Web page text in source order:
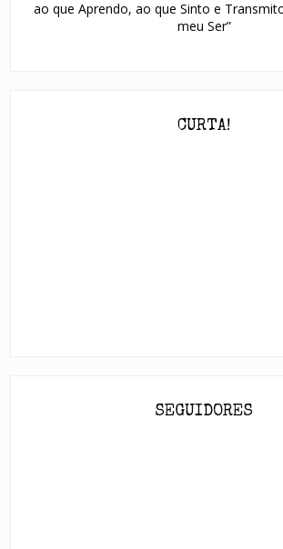
ao que Aprendo, ao que Sinto e
meu Ser”
CURTA!
SEGUIDORES